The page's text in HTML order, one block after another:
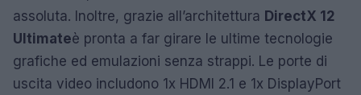
assoluta. Inoltre, grazie all’architettura DirectX 12
Ultimateè pronta a far girare le ultime tecnologie
grafiche ed emulazioni senza strappi. Le porte di
uscita video includono 1x HDMI 2.1 e 1x DisplayPort